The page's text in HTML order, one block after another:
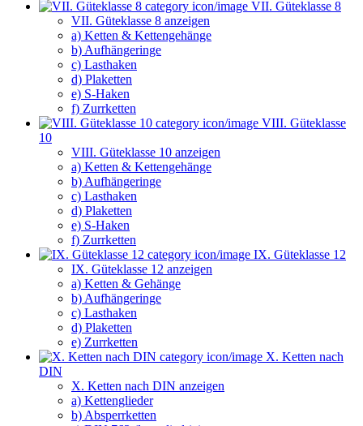
VII. Güteklasse 8
VII. Güteklasse 8 anzeigen
a) Ketten & Kettengehänge
b) Aufhängeringe
c) Lasthaken
d) Plaketten
e) S-Haken
f) Zurrketten
VIII. Güteklasse
10
VIII. Güteklasse 10 anzeigen
a) Ketten & Kettengehänge
b) Aufhängeringe
c) Lasthaken
d) Plaketten
e) S-Haken
f) Zurrketten
IX. Güteklasse 12
IX. Güteklasse 12 anzeigen
a) Ketten & Gehänge
b) Aufhängeringe
c) Lasthaken
d) Plaketten
e) Zurrketten
X. Ketten nach
DIN
X. Ketten nach DIN anzeigen
a) Kettenglieder
b) Absperrketten